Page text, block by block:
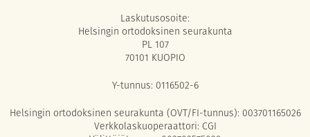
Laskutusosoite:
Helsingin ortodoksinen seurakunta
PL 107
70101 KUOPIO
Y-tunnus: 0116502-6
Helsingin ortodoksinen seurakunta (OVT/FI-tunnus): 003701165026
Verkkolaskuoperaattori: CGI